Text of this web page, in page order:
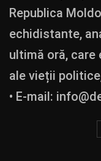
Republica
echidistante,
ultimă oră, care
ale vieții
• E-mail: